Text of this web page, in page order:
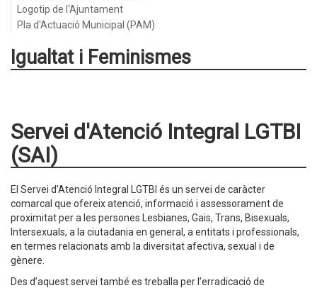
Logotip de l'Ajuntament
Pla d'Actuació Municipal (PAM)
Igualtat i Feminismes
Servei d'Atenció Integral LGTBI
(SAI)
El Servei d’Atenció Integral LGTBI és un servei de caràcter
comarcal que ofereix atenció, informació i assessorament de
proximitat per a les persones Lesbianes, Gais, Trans, Bisexuals,
Intersexuals, a la ciutadania en general, a entitats i professionals,
en termes relacionats amb la diversitat afectiva, sexual i de
gènere.
Des d’aquest servei també es treballa per l’erradicació de